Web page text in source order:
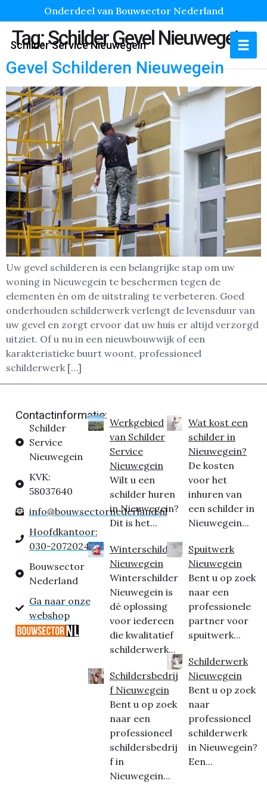
Onderdeel van Bouwsector Nederland
Schilder Service Nieuwegein
Tag:Schilder Gevel Nieuwegein
Gevel Schilderen Nieuwegein
Uw gevel schilderen is een belangrijke stap om uw
woning in Nieuwegein te beschermen tegen de
elementen én om de uitstraling te verbeteren. Goed
onderhouden schilderwerk verlengt de levensduur van
uw gevel en zorgt ervoor dat uw huis er altijd verzorgd
uitziet. Of u nu in een nieuwbouwwijk of een
karakteristieke buurt woont, professioneel
schilderwerk […]
Contactinformatie:
Schilder
Service
Nieuwegein
KVK:
58037640
info@bouwsectornederland.nl
Hoofdkantoor:
030-2072024
Bouwsector
Nederland
Ga naar onze
webshop
Werkgebied
van Schilder
Service
Nieuwegein
Wilt u een
schilder huren
in Nieuwegein?
Dit is het...
Winterschilder
Nieuwegein
Winterschilder
Nieuwegein is
dé oplossing
voor iedereen
die kwalitatief
schilderwerk...
Schildersbedrij
f Nieuwegein
Bent u op zoek
naar een
professioneel
schildersbedrij
f in
Nieuwegein...
Wat kost een
schilder in
Nieuwegein?
De kosten
voor het
inhuren van
een schilder in
Nieuwegein...
Spuitwerk
Nieuwegein
Bent u op zoek
naar een
professionele
partner voor
spuitwerk...
Schilderwerk
Nieuwegein
Bent u op zoek
naar
professioneel
schilderwerk
in Nieuwegein?
Een...